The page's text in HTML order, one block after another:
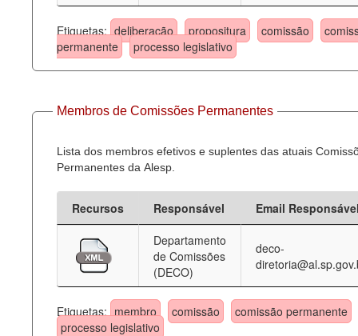
Etiquetas: deliberação propositura comissão
permanente
processo legislativo
Membros de Comissões Permanentes
Lista dos membros efetivos e suplentes das atuais
Permanentes da Alesp.
Recursos Responsável
Email
Departamento
de Comissões
(DECO)
deco-
Etiquetas: membro comissão
comissão permanente
processo legislativo